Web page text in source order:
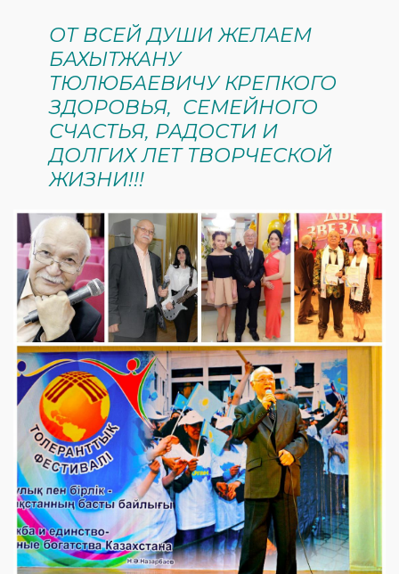
ОТ ВСЕЙ ДУШИ ЖЕЛАЕМ
БАХЫТЖАНУ
ТЮЛЮБАЕВИЧУ КРЕПКОГО
ЗДОРОВЬЯ, СЕМЕЙНОГО
СЧАСТЬЯ, РАДОСТИ И
ДОЛГИХ ЛЕТ ТВОРЧЕСКОЙ
ЖИЗНИ!!!